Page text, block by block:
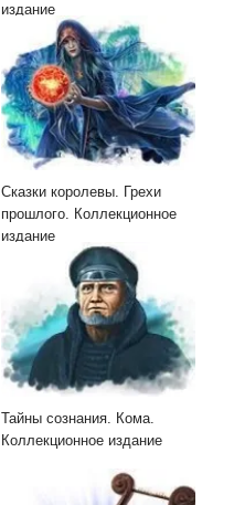
издание
Сказки королевы. Грехи
прошлого. Коллекционное
издание
Тайны сознания. Кома.
Коллекционное издание